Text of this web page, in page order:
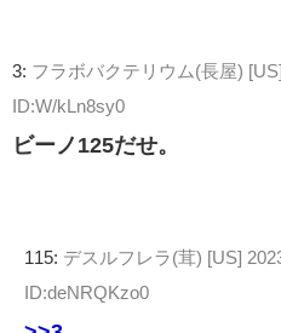
3: フラボバクテリウム(長屋) [US]
ID:W/kLn8sy0
ビーノ125だせ。
115: デスルフレラ(茸) [US]
ID:deNRQKzo0